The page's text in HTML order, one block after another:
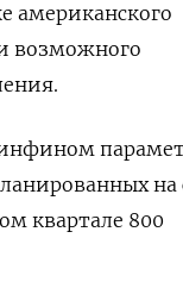
американского
возможного
на
квартале 800